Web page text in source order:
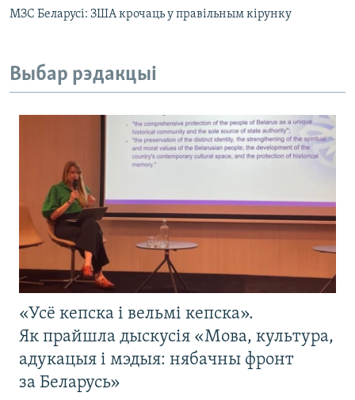
МЗС Беларусі: ЗША крочаць у правільным кірунку
Выбар рэдакцыі
«Усё кепска і вельмі кепска».
Як прайшла дыскусія «Мова, культура,
адукацыя і мэдыя: нябачны фронт
за Беларусь»